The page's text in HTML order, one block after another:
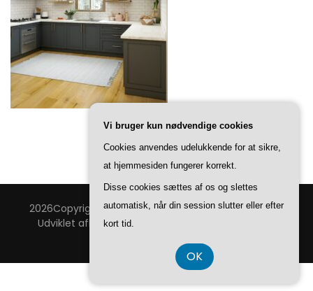
2026CopyrightBang & Thy Bolig.Blossom Feminine |
Udviklet afBlossom Temaer
CVR 37 40 77 39
Vi bruger kun nødvendige cookies
Cookies anvendes udelukkende for at sikre,
at hjemmesiden fungerer korrekt.
Disse cookies sættes af os og slettes
automatisk, når din session slutter eller efter
kort tid.
OK